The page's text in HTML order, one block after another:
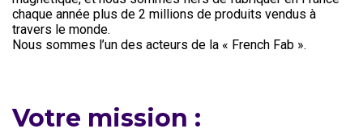
chaque année plus de 2 millions de produits vendus à
travers le monde.
Nous sommes l’un des acteurs de la « French Fab ».
Votre mission :